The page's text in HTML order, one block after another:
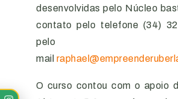
desenvolvidas pelo Núcleo
contato pelo telefone (34)
pelo
mail
O curso contou com o apoio